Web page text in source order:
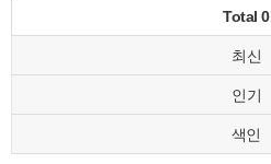
Total 0
최신
인기
색인